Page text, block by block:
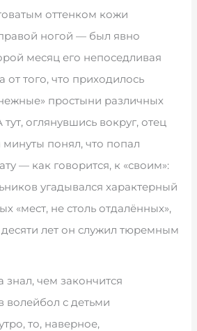
оттенком кожи
ногой — был явно
месяц его непоседливая
от того, что приходилось
простыни различных
оглянувшись вокруг, отец
понял, что попал
— как говорится, к «своим»:
угадывался характерный
«мест, не столь отдалённых»,
десяти лет он служил тюремным
чем закончится
волейбол с детьми
то, наверное,